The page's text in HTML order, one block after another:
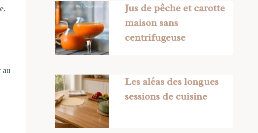
au
Jus de pêche et carotte
maison sans
centrifugeuse
Les aléas des longues
sessions de cuisine